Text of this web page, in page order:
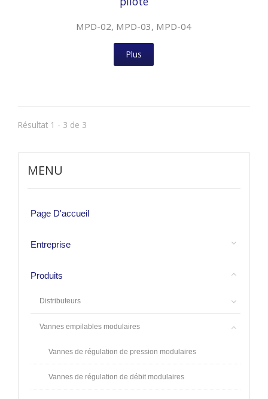
MPD-02, MPD-03, MPD-04
Plus
Résultat 1 - 3 de 3
MENU
Page D'accueil
Entreprise
Produits
Distributeurs
Vannes empilables modulaires
Vannes de régulation de pression modulaires
Vannes de régulation de débit modulaires